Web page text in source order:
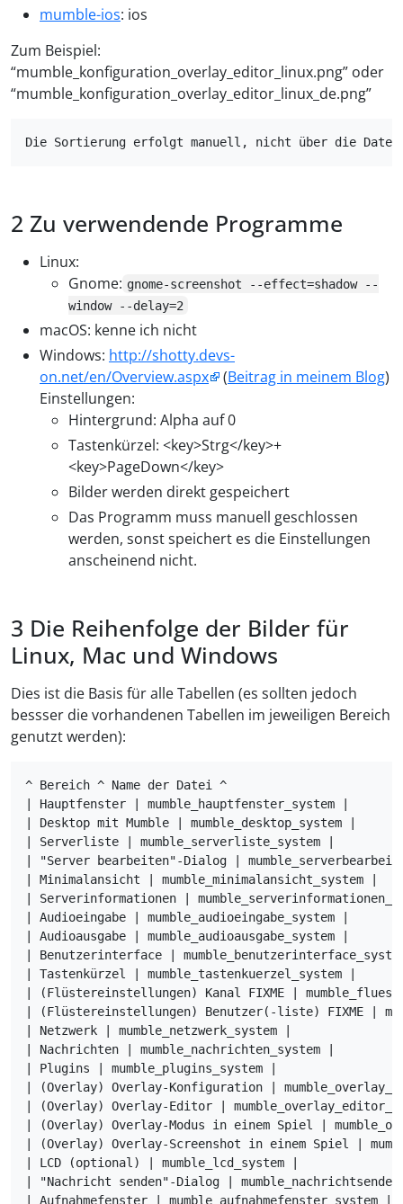
mumble-ios: ios
Zum Beispiel:
“mumble_konfiguration_overlay_editor_linux.png” oder
“mumble_konfiguration_overlay_editor_linux_de.png”
Zu verwendende Programme
Linux:
Gnome: gnome-screenshot --effect=shadow --
window --delay=2
macOS: kenne ich nicht
Windows: http://shotty.devs-
on.net/en/Overview.aspx
(Beitrag in meinem Blog)
Einstellungen:
Hintergrund: Alpha auf 0
Tastenkürzel: <key>Strg</key>+
<key>PageDown</key>
Bilder werden direkt gespeichert
Das Programm muss manuell geschlossen
werden, sonst speichert es die Einstellungen
anscheinend nicht.
Die Reihenfolge der Bilder für
Linux, Mac und Windows
Dies ist die Basis für alle Tabellen (es sollten jedoch
bessser die vorhandenen Tabellen im jeweiligen Bereich
genutzt werden):
^ Bereich ^ Name der Datei ^
| Hauptfenster | mumble_hauptfenster_system |
| Desktop mit Mumble | mumble_desktop_system |
| Serverliste | mumble_serverliste_system |
| "Server bearbeiten"-Dialog |
| Minimalansicht | mumble_minimalansicht_system |
| Serverinformationen |
| Audioeingabe | mumble_audioeingabe_system |
| Audioausgabe | mumble_audioausgabe_system |
| Benutzerinterface |
| Tastenkürzel | mumble_tastenkuerzel_system |
| (Flüstereinstellungen) Kanal FIXME |
| (Flüstereinstellungen) Benutzer(-liste) FIXME |
| Netzwerk | mumble_netzwerk_system |
| Nachrichten | mumble_nachrichten_system |
| Plugins | mumble_plugins_system |
| (Overlay) Overlay-Konfiguration |
| (Overlay) Overlay-Editor |
| (Overlay) Overlay-Modus in einem Spiel |
| (Overlay) Overlay-Screenshot in einem Spiel |
| LCD (optional) | mumble_lcd_system |
| "Nachricht senden"-Dialog |
| Aufnahmefenster | mumble_aufnahmefenster_system |